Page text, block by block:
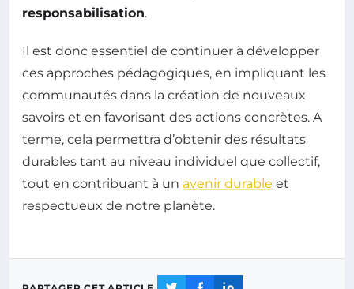
responsabilisation.
Il est donc essentiel de continuer à développer
ces approches pédagogiques, en impliquant les
communautés dans la création de nouveaux
savoirs et en favorisant des actions concrètes. A
terme, cela permettra d’obtenir des résultats
durables tant au niveau individuel que collectif,
tout en contribuant à un avenir durable et
respectueux de notre planète.